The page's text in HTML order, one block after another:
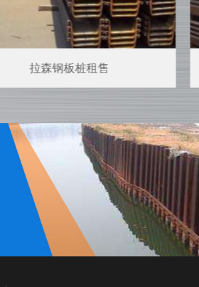
拉森钢板桩租售